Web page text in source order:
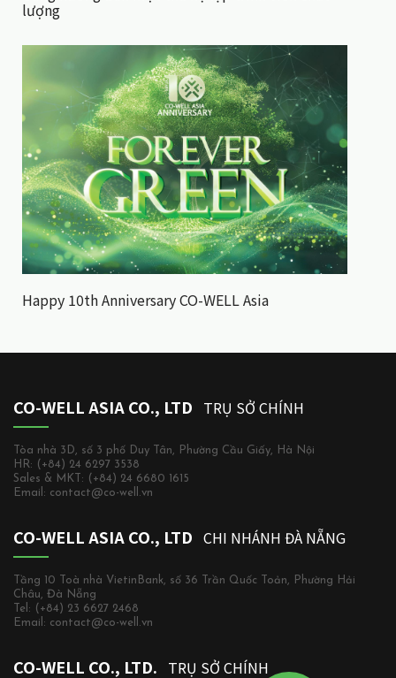
lượng
Happy 10th Anniversary CO-WELL Asia
CO-WELL ASIA CO., LTD TRỤ SỞ CHÍNH
Tòa nhà 3D, số 3 phố Duy Tân, Phường Cầu Giấy, Hà Nội
HR: (+84) 24 6297 3538
Sales & MKT: (+84) 24 6680 1615
Email: contact@co-well.vn
CO-WELL ASIA CO., LTD CHI NHÁNH ĐÀ NẴNG
Tầng 10 Toà nhà VietinBank, số 36 Trần Quốc Toản, Phường Hải
Châu, Đà Nẵng
Tel: (+84) 23 6627 2468
Email: contact@co-well.vn
CO-WELL CO., LTD. TRỤ SỞ CHÍNH